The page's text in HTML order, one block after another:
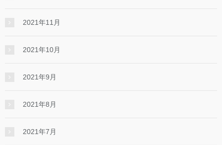
2021年11月
2021年10月
2021年9月
2021年8月
2021年7月